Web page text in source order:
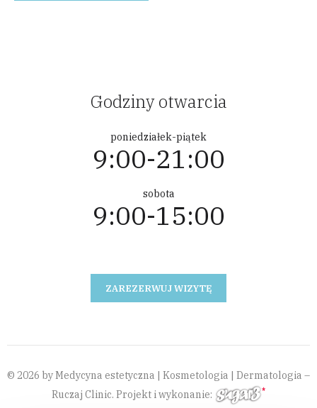
Godziny otwarcia
poniedziałek-piątek
9:00-21:00
sobota
9:00-15:00
ZAREZERWUJ WIZYTĘ
© 2026 by Medycyna estetyczna | Kosmetologia | Dermatologia –
Ruczaj Clinic. Projekt i wykonanie: